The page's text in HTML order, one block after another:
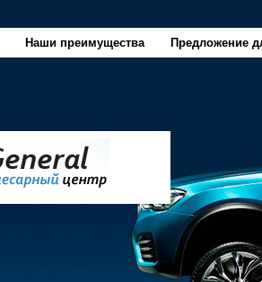
Наши преимущества Предложение